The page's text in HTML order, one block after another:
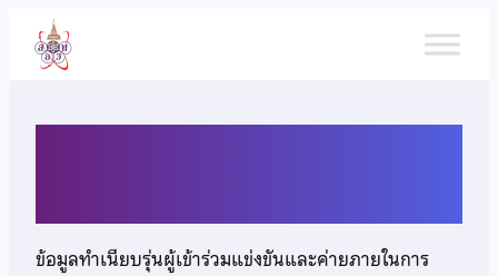
เนื้อหา
ข้อมูลทำเนียบรุ่นผู้เข้าร่วมแข่งขันและค่ายภายในการ